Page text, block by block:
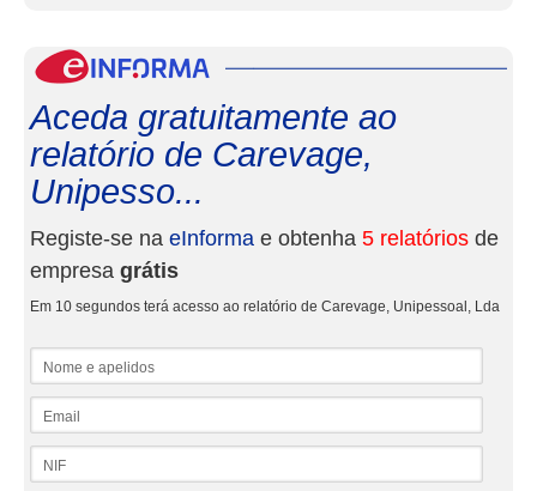
Aceda gratuitamente ao
relatório de Carevage,
Unipesso...
Registe-se na eInforma e obtenha 5 relatórios de
empresa grátis
Em 10 segundos terá acesso ao relatório de Carevage, Unipessoal, Lda